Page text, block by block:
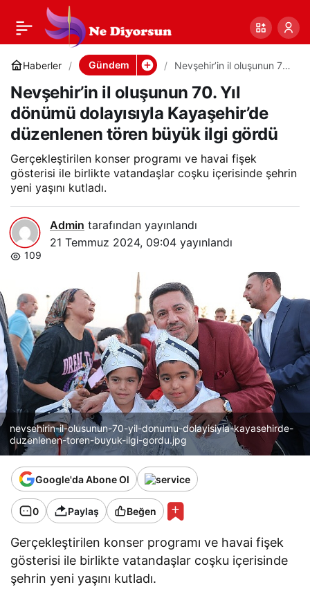
Haberler Gündem
Nevşehir’in il oluşunun 70.
Kayaşehir’de düzenlenen
tören büyük ilgi gördü
Nevşehir’in il oluşunun 70. Yıl
dönümü dolayısıyla Kayaşehir’de
düzenlenen tören büyük ilgi gördü
Gerçekleştirilen konser programı ve havai fişek
gösterisi ile birlikte vatandaşlar coşku içerisinde şehrin
yeni yaşını kutladı.
Admin tarafından yayınlandı
21 Temmuz 2024, 09:04 yayınlandı
109
nevsehirin-il-olusunun-70-yil-donumu-dolayisiyla-kayasehirde-
duzenlenen-toren-buyuk-ilgi-gordu.jpg
Google'da Abone Ol
0 Paylaş Beğen
Gerçekleştirilen konser programı ve havai fişek
gösterisi ile birlikte vatandaşlar coşku içerisinde
şehrin yeni yaşını kutladı.
Nevşehir’in il
oluşunun 70. Yıl
dönümü dolayısıyla
Kayaşehir’de
düzenlenen tören
büyük ilgi gördü
Paylaş